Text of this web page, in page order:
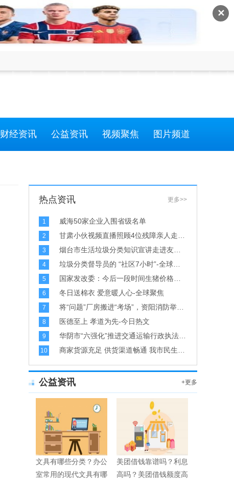
✕
财经资讯 公益资讯 视频聚焦 图片频道
热点资讯 更多>>
1 威海50家企业入围省级名单
2
3
4
5
6 冬日送棉衣 爱意暖人心-全球聚焦
7
8 医德至上 孝道为先-今日热文
9
10
公益资讯 +更多
文具有哪些分类？办公
室常用的现代文具有哪
美团借钱靠谱吗？利息
高吗？美团借钱额度高